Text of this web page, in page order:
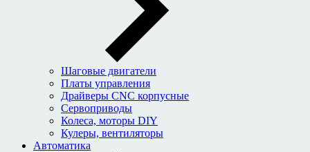
Шаговые двигатели
Платы управления
Драйверы CNC корпусные
Сервоприводы
Колеса, моторы DIY
Кулеры, вентиляторы
Автоматика